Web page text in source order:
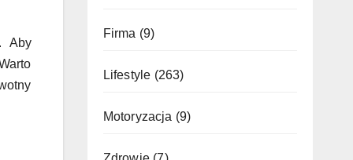
Aby
Firma (9)
Lifestyle (263)
Motoryzacja (9)